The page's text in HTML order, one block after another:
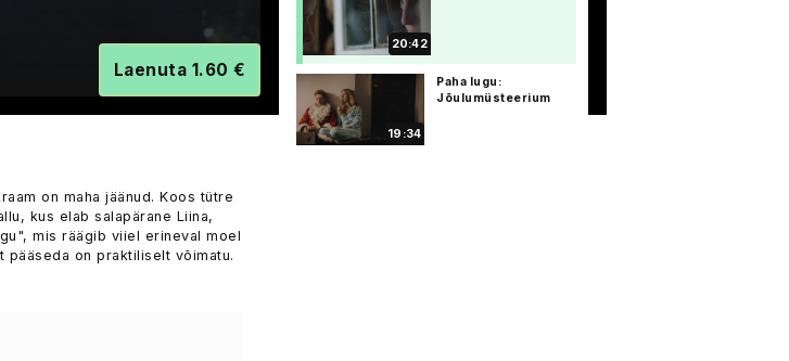
Laenuta 1.60 €
on maha jäänud. Koos tütre
kus elab salapärane Liina,
mis räägib viiel erineval moel
on praktiliselt võimatu.
20:42
19:34
Paha lugu:
Jõulumüsteerium